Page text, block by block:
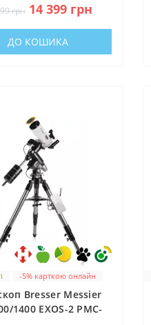
грн 14 399 грн
ДО КОШИКА
-5% карткою онлайн
Bresser Messier
1400 EXOS-2 PMC-